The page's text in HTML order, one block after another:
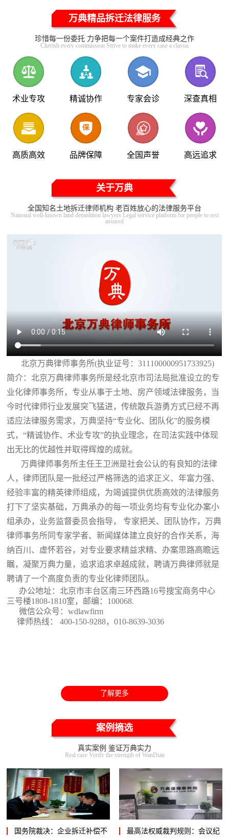
万典精品拆迁法律服务
珍惜每一份委托 力争把每一个案件打造成经典之作
Cherish every commission Strive to make every case a classic
术业专攻 精诚协作 专家会诊 深查真相
高质高效 品牌保障 全国声誉 高远追求
关于万典
全国知名土地拆迁律师机构 老百姓放心的法律服务平台
National well-known land demolition lawyers Legal service platform for people to rest
assured
北京万典律师事务所(执业证号：311100000951733925)
简介：北京万典律师事务所是经北京市司法局批准设立的专
业化律师事务所，专业从事于土地、房产领域法律服务，当
今时代律师行业发展突飞猛进，传统散兵游勇方式已经不再
适应法律服务需求，万典坚持“专业化、团队化”的服务模
式，“精诚协作、术业专攻”的执业理念，在司法实践中体现
出无比的优越性并取得辉煌的成就。
万典律师事务所主任王卫洲是社会公认的有良知的法律
人，律师团队是一批经过严格筛选的追求正义、年富力强、
经验丰富的精英律师组成，为竭诚提供优质高效的法律服务
打下了坚实基础，万典承办的每一项业务均有专业化办案小
组承办，业务监督委员会指导， 专家把关、团队协作，万典
律师事务所同专家学者、新闻媒体建立良好的合作关系，海
纳百川、虚怀若谷，对专业要求精益求精、办案思路高瞻远
瞩，凝聚万典力量，追求追求卓越成就，聘请万典律师就是
聘请了一个高度负责的专业化律师团队。
办公地址：北京市丰台区南三环西路16号搜宝商务中心
三号楼1808-1810室 ，邮编：100068.
微信公众号：wdlawfirm
律师热线： 400-150-9288，010-8639-3036
了解更多
案例摘选
真实案例 鉴证万典实力
Real case Verify the strength of WanDian
国务院裁决：企业拆迁补偿不
最高法权威裁判规则：会议纪